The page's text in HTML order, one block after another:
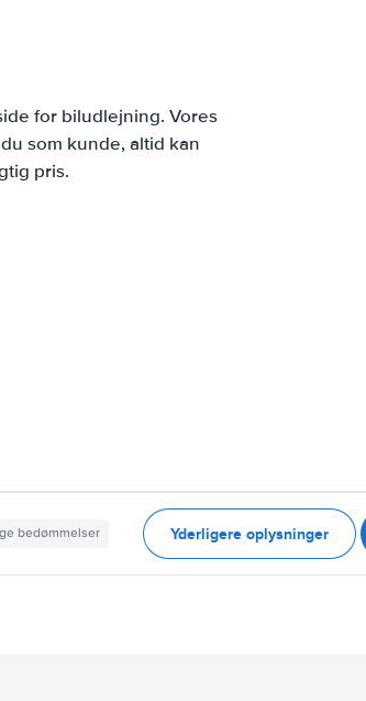
for biludlejning. Vores
som kunde, altid kan
pris.
bedømmelser Yderligere oplysninger